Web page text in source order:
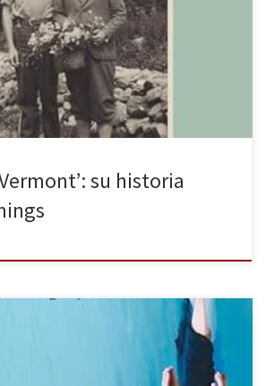
por Taurus, se suma a las obras sobre la vida
que se están publicando coincidiendo
del asesinato del poeta. La obra que
de […]
su historia
es la novela de Hiromi Kawakami,